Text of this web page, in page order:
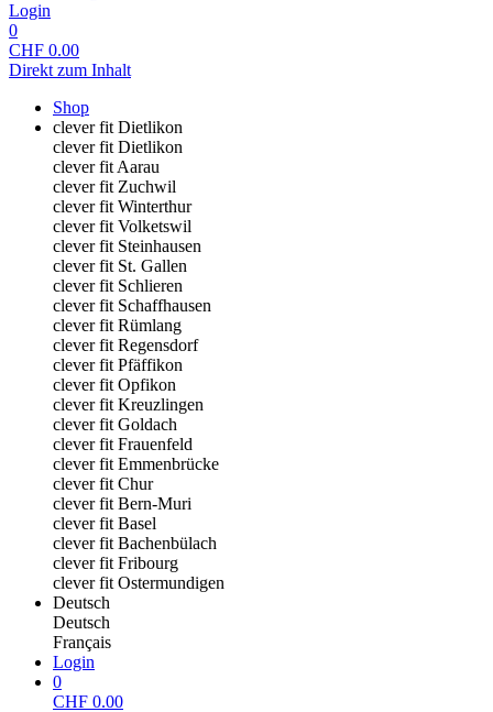
Login
0
CHF 0.00
Direkt zum Inhalt
Shop
clever fit Dietlikon
clever fit Dietlikon
clever fit Aarau
clever fit Zuchwil
clever fit Winterthur
clever fit Volketswil
clever fit Steinhausen
clever fit St. Gallen
clever fit Schlieren
clever fit Schaffhausen
clever fit Rümlang
clever fit Regensdorf
clever fit Pfäffikon
clever fit Opfikon
clever fit Kreuzlingen
clever fit Goldach
clever fit Frauenfeld
clever fit Emmenbrücke
clever fit Chur
clever fit Bern-Muri
clever fit Basel
clever fit Bachenbülach
clever fit Fribourg
clever fit Ostermundigen
Deutsch
Deutsch
Français
Login
0
CHF 0.00